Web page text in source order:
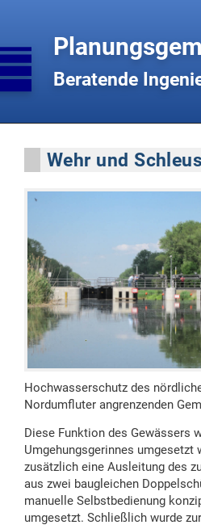
Beratende
Wehr und
Hochwasserschutz des
Nordumfluter angrenzenden
Diese Funktion des Gewässers
Umgehungsgerinnes umgesetzt
zusätzlich eine Ausleitung des
aus zwei baugleichen
manuelle Selbstbedienung
umgesetzt. Schließlich wurde